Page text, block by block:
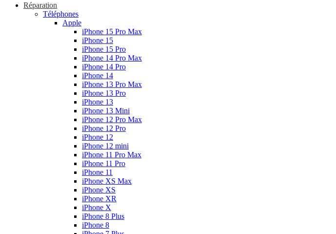
Réparation
Téléphones
Apple
iPhone 15 Pro Max
iPhone 15
iPhone 15 Pro
iPhone 14 Pro Max
iPhone 14 Pro
iPhone 14
iPhone 13 Pro Max
iPhone 13 Pro
iPhone 13
iPhone 13 Mini
iPhone 12 Pro Max
iPhone 12 Pro
iPhone 12
iPhone 12 mini
iPhone 11 Pro Max
iPhone 11 Pro
iPhone 11
iPhone XS Max
iPhone XS
iPhone XR
iPhone X
iPhone 8 Plus
iPhone 8